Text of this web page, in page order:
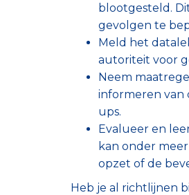
blootgesteld.
gevolgen te
Meld het
autoriteit voor
Neem
informeren van
ups.
Evalueer en
kan onder
opzet of de
Heb je al richtlijnen